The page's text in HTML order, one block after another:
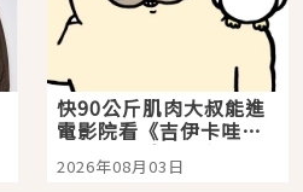
快90公斤肌肉大叔能進
電影院看《吉伊卡哇》
嗎？日本重金屬樂團
「打首」會長與nagano
2026年08月03日